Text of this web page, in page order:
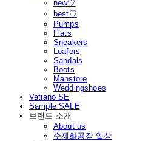
new♡
best♡
Pumps
Flats
Sneakers
Loafers
Sandals
Boots
Manstore
Weddingshoes
Vetiano SE
Sample SALE
브랜드 소개
About us
수제화공장 일상